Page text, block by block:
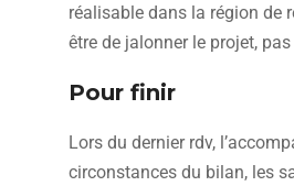
réalisable dans la région de
être de jalonner le projet,
Pour finir
Lors du dernier rdv,
circonstances du bilan, les